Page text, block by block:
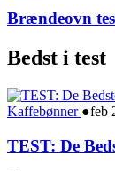
Brændeovn
Bedst i test
Kaffebønner ●feb
TEST: De